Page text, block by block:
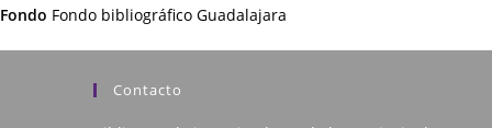
Fondo Fondo bibliográfico Guadalajara
Contacto